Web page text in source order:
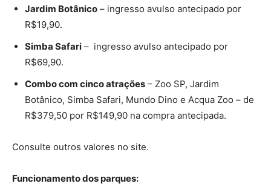
Jardim Botânico – ingresso avulso antecipado por
R$19,90.
Simba Safari – ingresso avulso antecipado por
R$69,90.
Combo com cinco atrações – Zoo SP, Jardim
Botânico, Simba Safari, Mundo Dino e Acqua Zoo – de
R$379,50 por R$149,90 na compra antecipada.
Consulte outros valores no site.
Funcionamento dos parques: